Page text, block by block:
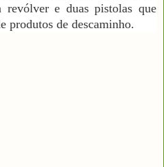
revólver e duas pistolas que
produtos de descaminho.